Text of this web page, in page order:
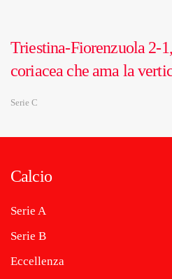
Triestina-Fiorenzuola 2-
coriacea che ama la
Serie C
Calcio
Serie A
Serie B
Eccellenza